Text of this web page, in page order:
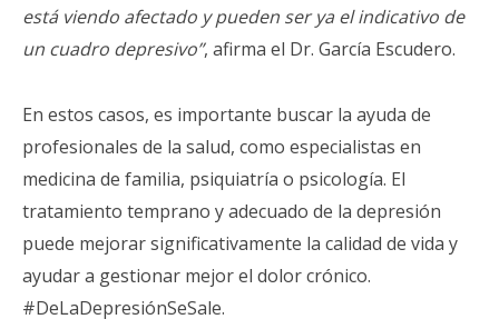
está viendo afectado y pueden ser ya el indicativo de
un cuadro depresivo”, afirma el Dr. García Escudero.
En estos casos, es importante buscar la ayuda de
profesionales de la salud, como especialistas en
medicina de familia, psiquiatría o psicología. El
tratamiento temprano y adecuado de la depresión
puede mejorar significativamente la calidad de vida y
ayudar a gestionar mejor el dolor crónico.
#DeLaDepresiónSeSale.